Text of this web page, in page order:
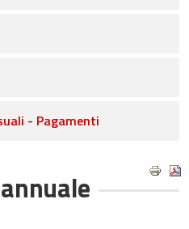
- Pagamenti